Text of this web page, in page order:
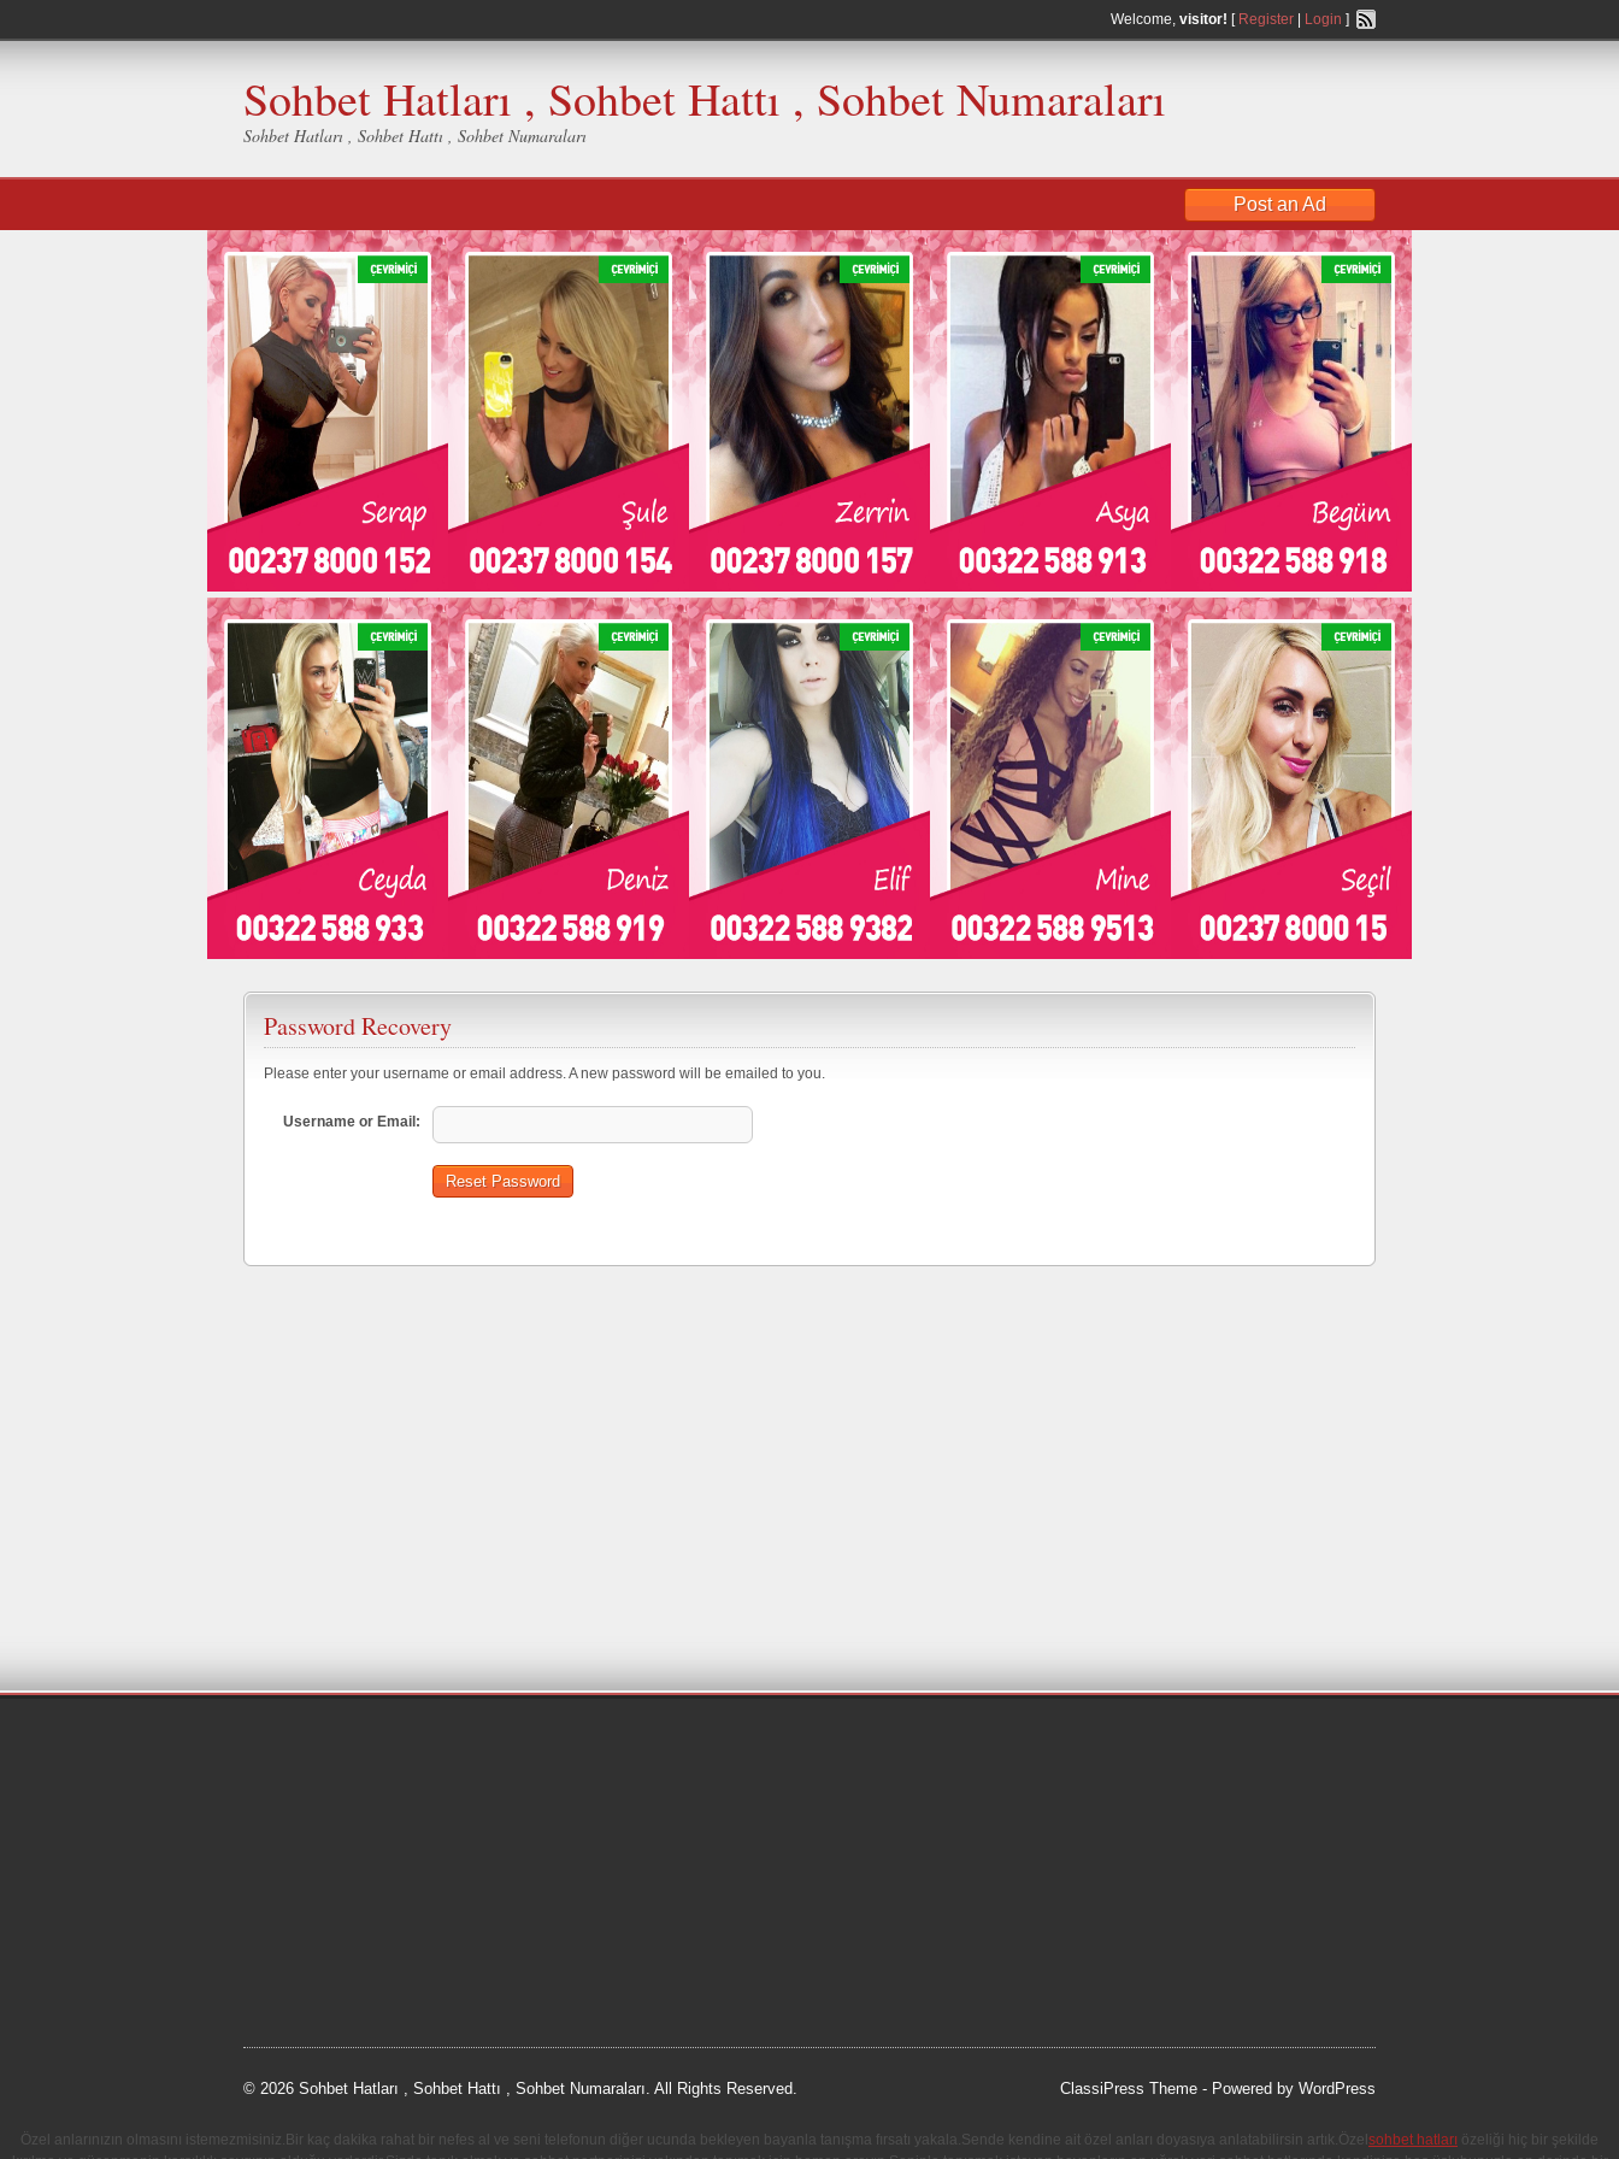
Welcome, visitor! [ Register Login ]
Sohbet Hatları , Sohbet Hattı , Sohbet Numaraları
Sohbet Hatları , Sohbet Hattı , Sohbet Numaraları
Post an Ad
Password Recovery
Please enter your username or email address. A new password will be emailed to you.
Username or Email:
© 2026 Sohbet Hatları , Sohbet Hattı , Sohbet Numaraları. All Rights Reserved. ClassiPress Theme - Powered by WordPress
Özel anlarınızın olmasını istemezmisiniz.Bir kaç dakika rahat bir nefes al ve seni telefonun diğer ucunda bekleyen bayanla tanışma fırsatı yakala.Sende kendine ait özel anları doyasıya anlatabilirsin artık.Özel sohbet hatları özeliği hiç bir şekilde